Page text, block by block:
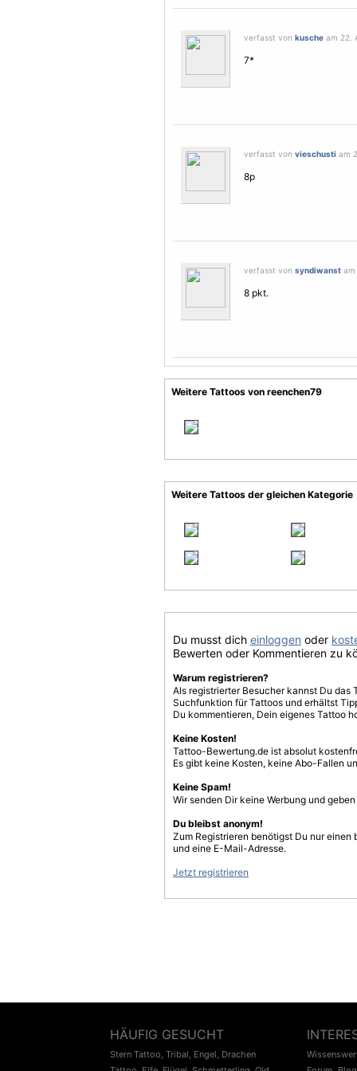
verfasst von kusche am 22.
7*
verfasst von vieschusti am
8p
verfasst von syndiwanst am
8 pkt.
Weitere Tattoos von reenchen79
Weitere Tattoos der gleichen Kategorie
Du musst dich einloggen oder
Bewerten oder Kommentieren zu
Warum registrieren?
Als registrierter Besucher kannst Du
Suchfunktion für Tattoos und erhältst
Du kommentieren, Dein eigenes Tattoo
Keine Kosten!
Tattoo-Bewertung.de ist absolut
Es gibt keine Kosten, keine Abo-Fallen
Keine Spam!
Wir senden Dir keine Werbung und
Du bleibst anonym!
Zum Registrieren benötigst Du nur einen
und eine E-Mail-Adresse.
Jetzt registrieren
HÄUFIG GESUCHT
Stern Tattoo, Tribal, Engel, Drachen